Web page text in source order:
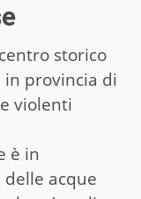
storico
in provincia di
violenti
è in
delle acque